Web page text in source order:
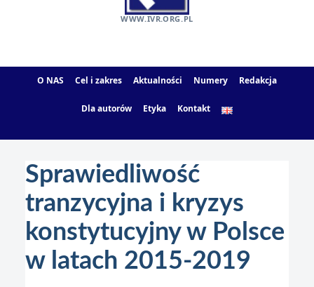
WWW.IVR.ORG.PL
O NAS Cel i zakres Aktualności Numery Redakcja
Dla autorów Etyka Kontakt
Sprawiedliwość
tranzycyjna i kryzys
konstytucyjny w Polsce
w latach 2015-2019